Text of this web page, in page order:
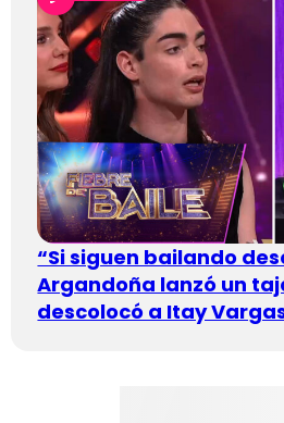
“Si siguen bailando
Argandoña lanzó un
descolocó a Itay